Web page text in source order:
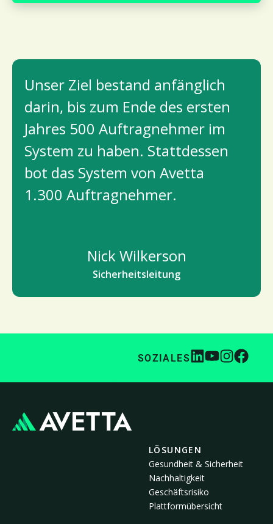
Unser Ziel bestand anfänglich
darin, bis zum Ende des ersten
Jahres 500 Auftragnehmer im
System zu haben. Stattdessen
bot das System von Avetta
1.300 Auftragnehmer.
Nick Wilkerson
Sicherheitsleitung
SOZIALES
LÖSUNGEN
Gesundheit & Sicherheit
Nachhaltigkeit
Geschäftsrisiko
Plattformübersicht